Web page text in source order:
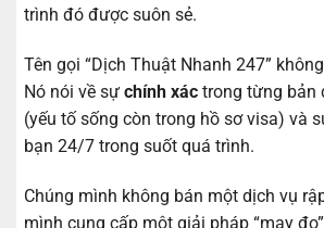
trình đó được suôn sẻ.
Tên gọi “Dịch Thuật Nhanh 247”
Nó nói về sự chính xác trong từng bản
(yếu tố sống còn trong hồ sơ visa) và
bạn 24/7 trong suốt quá trình.
Chúng mình không bán một dịch vụ
mình cung cấp một giải pháp “may